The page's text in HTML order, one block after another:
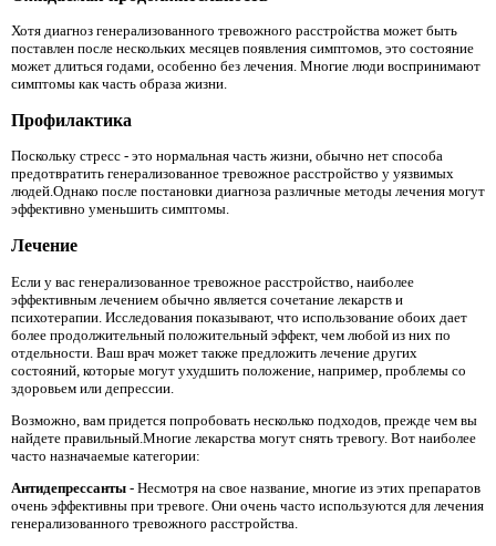
Хотя диагноз генерализованного тревожного расстройства может быть
поставлен после нескольких месяцев появления симптомов, это состояние
может длиться годами, особенно без лечения. Многие люди воспринимают
симптомы как часть образа жизни.
Профилактика
Поскольку стресс - это нормальная часть жизни, обычно нет способа
предотвратить генерализованное тревожное расстройство у уязвимых
людей.Однако после постановки диагноза различные методы лечения могут
эффективно уменьшить симптомы.
Лечение
Если у вас генерализованное тревожное расстройство, наиболее
эффективным лечением обычно является сочетание лекарств и
психотерапии. Исследования показывают, что использование обоих дает
более продолжительный положительный эффект, чем любой из них по
отдельности. Ваш врач может также предложить лечение других
состояний, которые могут ухудшить положение, например, проблемы со
здоровьем или депрессии.
Возможно, вам придется попробовать несколько подходов, прежде чем вы
найдете правильный.Многие лекарства могут снять тревогу. Вот наиболее
часто назначаемые категории:
Антидепрессанты - Несмотря на свое название, многие из этих препаратов
очень эффективны при тревоге. Они очень часто используются для лечения
генерализованного тревожного расстройства.